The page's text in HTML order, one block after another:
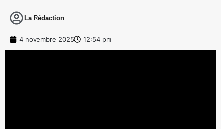
La Rédaction
4 novembre 2025 12:54 pm